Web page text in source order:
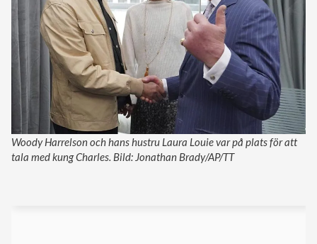
Woody Harrelson och hans hustru Laura Louie var på plats för att
tala med kung Charles. Bild: Jonathan Brady/AP/TT